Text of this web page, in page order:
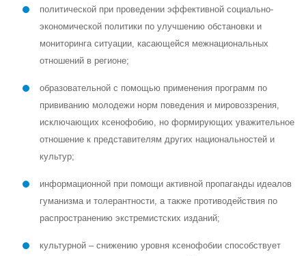
политической при проведении эффективной социально-
экономической политики по улучшению обстановки и
мониторинга ситуации, касающейся межнациональных
отношений в регионе;
образовательной с помощью применения программ по
прививанию молодежи норм поведения и мировоззрения,
исключающих ксенофобию, но формирующих уважительное
отношение к представителям других национальностей и
культур;
информационной при помощи активной пропаганды идеалов
гуманизма и толерантности, а также противодействия по
распространению экстремистских изданий;
культурной – снижению уровня ксенофобии способствует